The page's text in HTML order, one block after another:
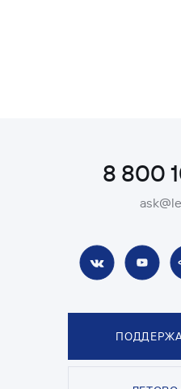
8 800